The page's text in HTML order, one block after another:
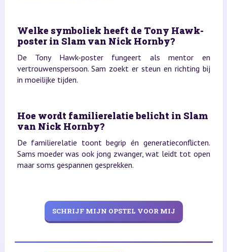
Welke symboliek heeft de Tony Hawk-
poster in Slam van Nick Hornby?
De Tony Hawk-poster fungeert als mentor en
vertrouwenspersoon. Sam zoekt er steun en richting bij
in moeilijke tijden.
Hoe wordt familierelatie belicht in Slam
van Nick Hornby?
De familierelatie toont begrip én generatieconflicten.
Sams moeder was ook jong zwanger, wat leidt tot open
maar soms gespannen gesprekken.
SCHRIJF MIJN OPSTEL VOOR MIJ